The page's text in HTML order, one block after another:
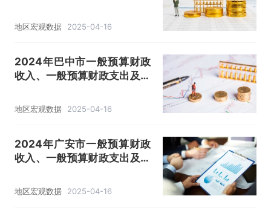
地区宏观数据 2025-04-16
2024年巴中市一般预算财政
收入、一般预算财政支出及收
地区宏观数据 2025-04-16
2024年广安市一般预算财政
收入、一般预算财政支出及收
地区宏观数据 2025-04-16